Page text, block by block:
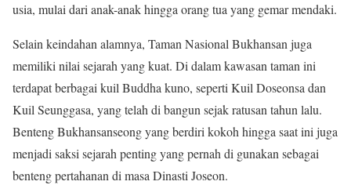
usia, mulai dari anak-anak hingga orang tua yang gemar mendaki.
Selain keindahan alamnya, Taman Nasional Bukhansan juga
memiliki nilai sejarah yang kuat. Di dalam kawasan taman ini
terdapat berbagai kuil Buddha kuno, seperti Kuil Doseonsa dan
Kuil Seunggasa, yang telah di bangun sejak ratusan tahun lalu.
Benteng Bukhansanseong yang berdiri kokoh hingga saat ini juga
menjadi saksi sejarah penting yang pernah di gunakan sebagai
benteng pertahanan di masa Dinasti Joseon.